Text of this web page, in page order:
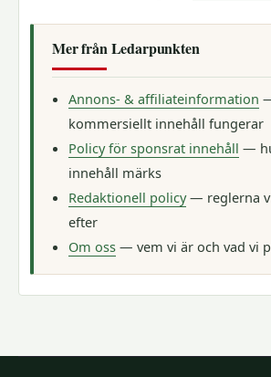
Mer från Ledarpunkten
Annons- & affiliateinformation
kommersiellt innehåll fungerar
Policy för sponsrat innehåll —
innehåll märks
Redaktionell policy— reglerna
efter
Om oss — vem vi är och vad vi